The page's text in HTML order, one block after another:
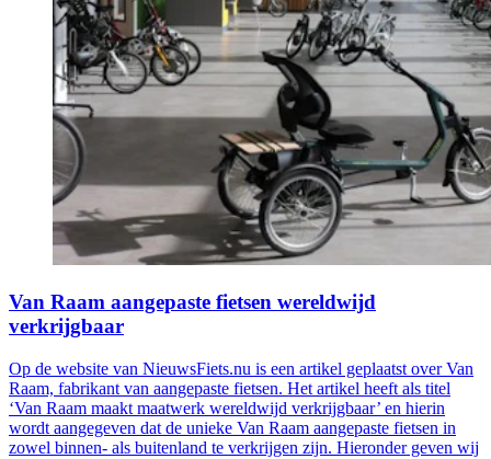
Van Raam aangepaste fietsen wereldwijd
verkrijgbaar
Op de website van NieuwsFiets.nu is een artikel geplaatst over Van
Raam, fabrikant van aangepaste fietsen. Het artikel heeft als titel
‘Van Raam maakt maatwerk wereldwijd verkrijgbaar’ en hierin
wordt aangegeven dat de unieke Van Raam aangepaste fietsen in
zowel binnen- als buitenland te verkrijgen zijn. Hieronder geven wij